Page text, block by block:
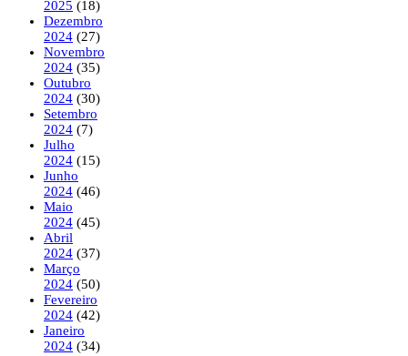
2025 (18)
Dezembro
2024 (27)
Novembro
2024 (35)
Outubro
2024 (30)
Setembro
2024 (7)
Julho
2024 (15)
Junho
2024 (46)
Maio
2024 (45)
Abril
2024 (37)
Março
2024 (50)
Fevereiro
2024 (42)
Janeiro
2024 (34)